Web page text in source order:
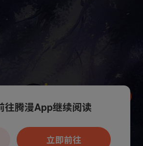
持App阅读，可打开App新用
户7天免费看
往腾漫App继续阅读
立即前往